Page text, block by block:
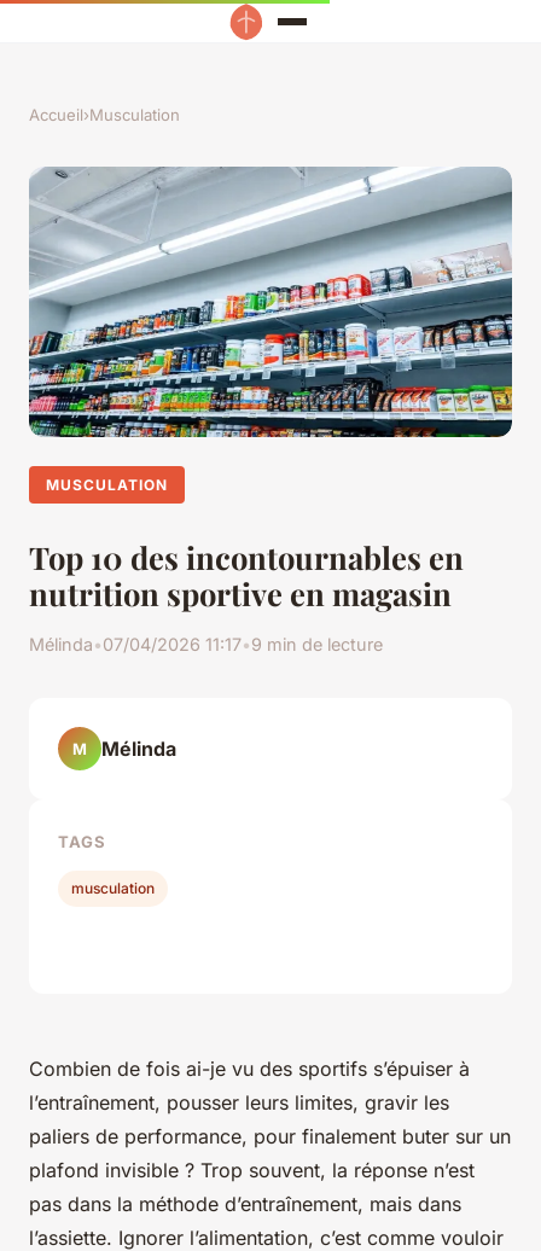
Accueil›Musculation
MUSCULATION
Top 10 des incontournables en
nutrition sportive en magasin
Mélinda•07/04/2026 11:17•9 min de lecture
Combien de fois ai-je vu des sportifs s’épuiser à
l’entraînement, pousser leurs limites, gravir les
paliers de performance, pour finalement buter sur un
plafond invisible ? Trop souvent, la réponse n’est
pas dans la méthode d’entraînement, mais dans
l’assiette. Ignorer l’alimentation, c’est comme vouloir
M Mélinda
TAGS
musculation